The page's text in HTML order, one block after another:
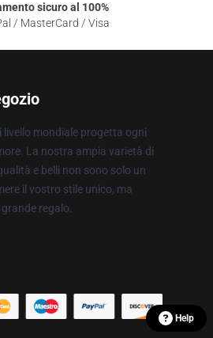
sicuro al 100%
/ MasterCard / Visa
livello mondiale progetta ogni
La nostra ampia varietà di
e belli non sono solo un
il vostro stile unico, ma
regalo.
Help